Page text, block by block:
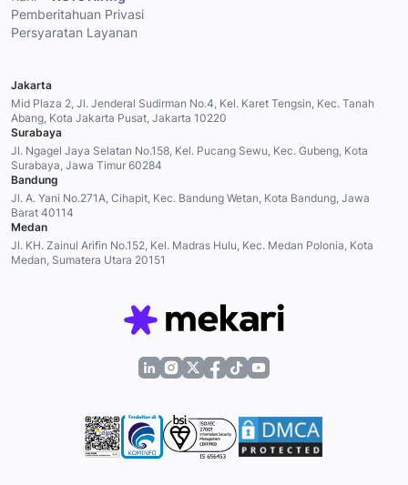
Pemberitahuan Privasi
Persyaratan Layanan
Jakarta
Mid Plaza 2, Jl. Jenderal Sudirman No.4, Kel. Karet Tengsin, Kec. Tanah
Abang, Kota Jakarta Pusat, Jakarta 10220
Surabaya
Jl. Ngagel Jaya Selatan No.158, Kel. Pucang Sewu, Kec. Gubeng, Kota
Surabaya, Jawa Timur 60284
Bandung
Jl. A. Yani No.271A, Cihapit, Kec. Bandung Wetan, Kota Bandung, Jawa
Barat 40114
Medan
Jl. KH. Zainul Arifin No.152, Kel. Madras Hulu, Kec. Medan Polonia, Kota
Medan, Sumatera Utara 20151